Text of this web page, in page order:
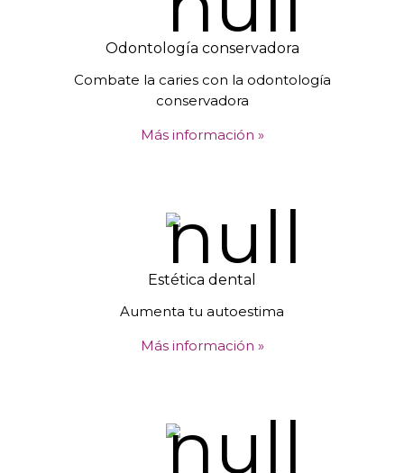
Odontología conservadora
Combate la caries con la odontología
conservadora
Más información »
Estética dental
Aumenta tu autoestima
Más información »